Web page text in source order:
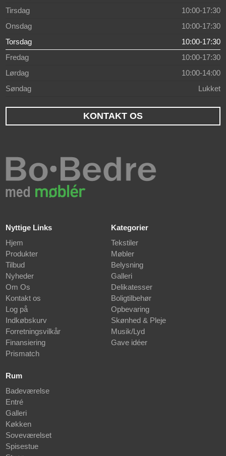
Tirsdag
10:00-17:30
Onsdag
10:00-17:30
Torsdag
10:00-17:30
Fredag
10:00-17:30
Lørdag
10:00-14:00
Søndag
Lukket
KONTAKT OS
Nyttige Links
Hjem
Produkter
Tilbud
Nyheder
Om Os
Kontakt os
Log på
Indkøbskurv
Forretningsvilkår
Finansiering
Prismatch
Kategorier
Tekstiler
Møbler
Belysning
Galleri
Delikatesser
Boligtilbehør
Opbevaring
Skønhed & Pleje
Musik/Lyd
Gave idéer
Rum
Badeværelse
Entré
Galleri
Køkken
Soveværelset
Spisestue